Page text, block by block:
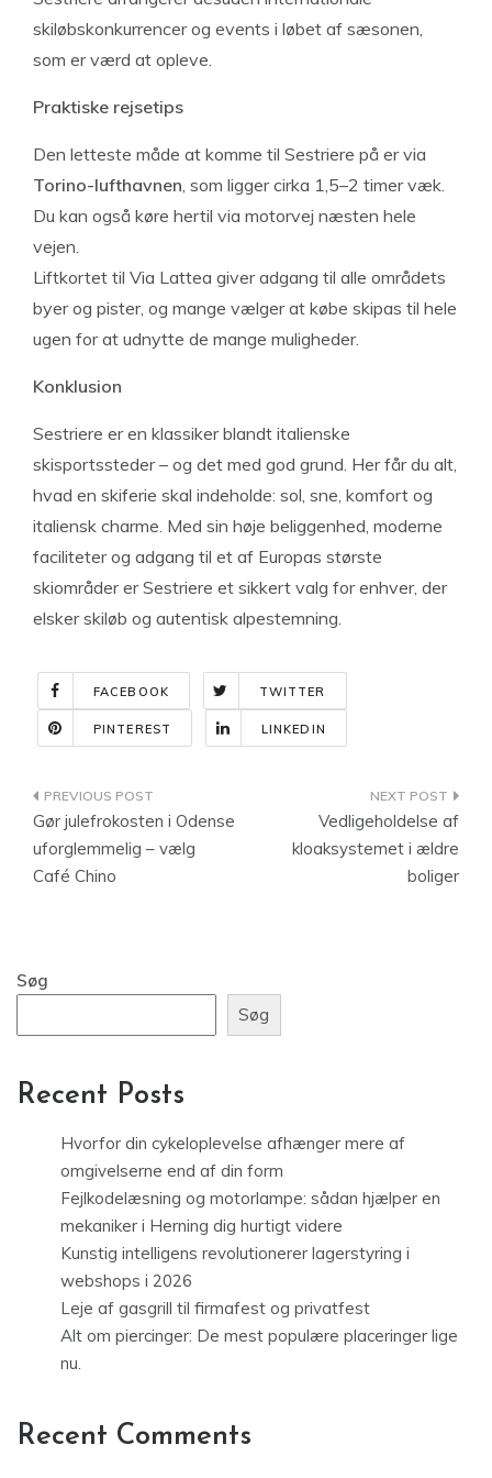
skiløbskonkurrencer og events i løbet af sæsonen,
som er værd at opleve.
Praktiske rejsetips
Den letteste måde at komme til Sestriere på er via
Torino-lufthavnen , som ligger cirka 1,5–2 timer væk.
Du kan også køre hertil via motorvej næsten hele
vejen.
Liftkortet til Via Lattea giver adgang til alle områdets
byer og pister, og mange vælger at købe skipas til hele
ugen for at udnytte de mange muligheder.
Konklusion
Sestriere er en klassiker blandt italienske
skisportssteder – og det med god grund. Her får du alt,
hvad en skiferie skal indeholde: sol, sne, komfort og
italiensk charme. Med sin høje beliggenhed, moderne
faciliteter og adgang til et af Europas største
skiområder er Sestriere et sikkert valg for enhver, der
elsker skiløb og autentisk alpestemning.
FACEBOOK TWITTER
PINTEREST LINKEDIN
Indlægsnavigation
Gør julefrokosten i Odense
uforglemmelig – vælg
Café Chino
Vedligeholdelse af
kloaksystemet i ældre
boliger
Søg
Søg
Recent Posts
Hvorfor din cykeloplevelse afhænger mere af
omgivelserne end af din form
Fejlkodelæsning og motorlampe: sådan hjælper en
mekaniker i Herning dig hurtigt videre
Kunstig intelligens revolutionerer lagerstyring i
webshops i 2026
Leje af gasgrill til firmafest og privatfest
Alt om piercinger: De mest populære placeringer lige
nu.
Recent Comments